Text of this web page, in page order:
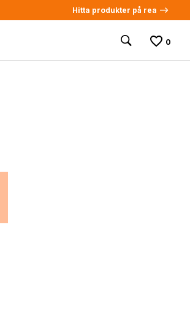
Hitta produkter på rea -->
0